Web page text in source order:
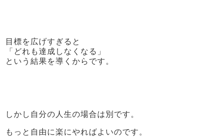
目標を広げすぎると
「どれも達成しなくなる」
という結果を導くからです。
しかし自分の人生の場合は別です。
もっと自由に楽にやればよいのです。